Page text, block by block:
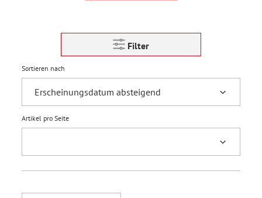
Filter
Sortieren nach
Artikel pro Seite